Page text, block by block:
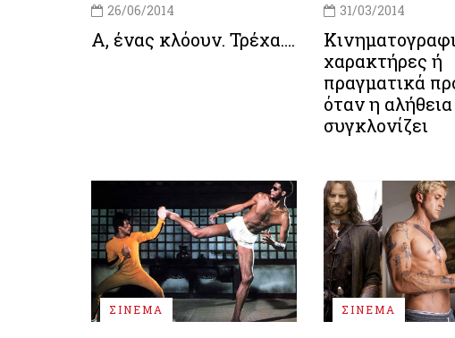
26/06/2014
Α, ένας κλόουν. Τρέχα….
31/03/2014
χαρακτήρες ή
πραγματικά
όταν η αλήθεια
συγκλονίζει
ΣΙΝΕΜΑ ΣΙΝΕΜΑ